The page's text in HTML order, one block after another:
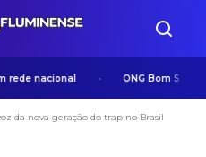
nacional ONG Bom
da nova geração do trap no Brasil